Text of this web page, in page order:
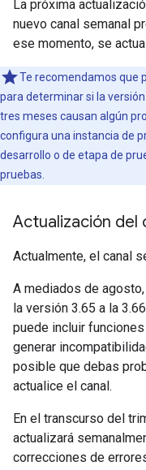
La próxima
nuevo canal semanal
ese momento, se
Te recomendamos que
para determinar si la
tres meses causan algún
configura una instancia de
desarrollo o de etapa de
pruebas.
Actualización del
Actualmente, el canal
A mediados de
la versión 3.65 a la
puede incluir
generar
posible que debas
actualice el canal.
En el transcurso del
actualizará
correcciones de